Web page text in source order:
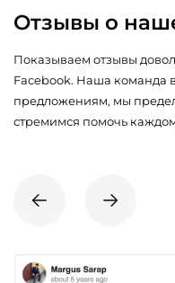
Отзывы о
Показываем отзывы
Facebook. Наша команда
предложениям, мы
стремимся помочь